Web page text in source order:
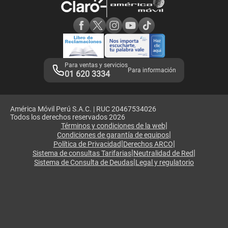
Adquirientes iPhone 6, 6S y SE
Mensaje de Seguridad
Términos y Condiciones de Tienda Claro
Libro de Reclamaciones
Legales de marketplace
Para ventas y servicios
01 620 3334 Para información
América Móvil Perú S.A.C. | RUC 20467534026
Todos los derechos reservados 2026
Términos y condiciones de la web|
Condiciones de garantía de equipos|
Política de Privacidad|Derechos ARCO|
Sistema de consultas Tarifarias|Neutralidad de Red|
Sistema de Consulta de Deudas|Legal y regulatorio